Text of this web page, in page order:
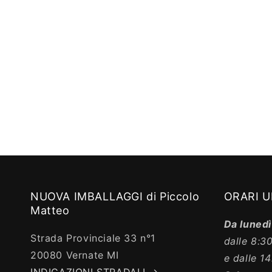
e
:
NUOVA IMBALLAGGI di Piccolo
Matteo
Strada Provinciale 33 n°1
20080 Vernate MI
ORARI
Da
dalle
e dalle